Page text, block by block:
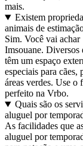
mais.
Existem
animais de
Sim. Você vai
Imsouane. Diversos
têm um espaço
especiais para cães,
áreas verdes. Use
perfeito na Vrbo.
Quais são os
aluguel por
As facilidades que
aluguel por